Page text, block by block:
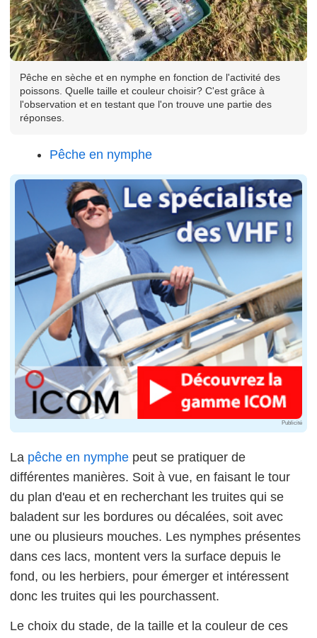
Pêche en sèche et en nymphe en fonction de l'activité des
poissons. Quelle taille et couleur choisir? C'est grâce à
l'observation et en testant que l'on trouve une partie des
réponses.
Pêche en nymphe
Publicité
La pêche en nymphe peut se pratiquer de
différentes manières. Soit à vue, en faisant le tour
du plan d'eau et en recherchant les truites qui se
baladent sur les bordures ou décalées, soit avec
une ou plusieurs mouches. Les nymphes présentes
dans ces lacs, montent vers la surface depuis le
fond, ou les herbiers, pour émerger et intéressent
donc les truites qui les pourchassent.
Le choix du stade, de la taille et la couleur de ces